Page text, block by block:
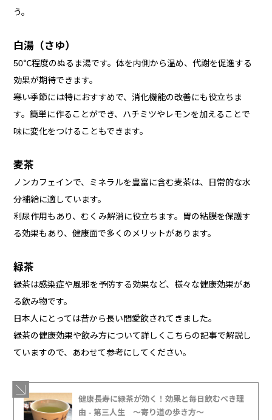
う。
白湯（さゆ）
50℃程度のぬるま湯です。体を内側から温め、代謝を促進する
効果が期待できます。
寒い季節には特におすすめで、消化機能の改善にも役立ちま
す。簡単に作ることができ、ハチミツやレモンを加えることで
味に変化をつけることもできます。
麦茶
ノンカフェインで、ミネラルを豊富に含む麦茶は、日常的な水
分補給に適しています。
利尿作用もあり、むくみ解消に役立ちます。胃の粘膜を保護す
る効果もあり、健康面で多くのメリットがあります。
緑茶
緑茶は感染症や風邪を予防する効果など、様々な健康効果があ
る飲み物です。
日本人にとっては昔から長い間愛飲されてきました。
緑茶の健康効果や飲み方について詳しくこちらの記事で解説し
ていますので、あわせて参考にしてください。
健康長寿に緑茶が効く！効果と毎日飲むべき理
由 - 第三人生 〜寄り道の歩き方〜